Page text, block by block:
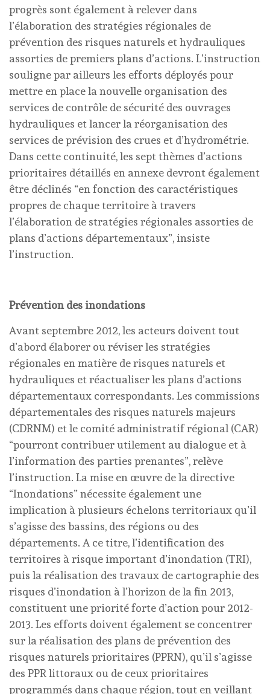
progrès sont également à relever dans
l’élaboration des stratégies régionales de
prévention des risques naturels et hydrauliques
assorties de premiers plans d’actions. L’instruction
souligne par ailleurs les efforts déployés pour
mettre en place la nouvelle organisation des
services de contrôle de sécurité des ouvrages
hydrauliques et lancer la réorganisation des
services de prévision des crues et d’hydrométrie.
Dans cette continuité, les sept thèmes d’actions
prioritaires détaillés en annexe devront également
être déclinés “en fonction des caractéristiques
propres de chaque territoire à travers
l’élaboration de stratégies régionales assorties de
plans d’actions départementaux”, insiste
l’instruction.
Prévention des inondations
Avant septembre 2012, les acteurs doivent tout
d’abord élaborer ou réviser les stratégies
régionales en matière de risques naturels et
hydrauliques et réactualiser les plans d’actions
départementaux correspondants. Les commissions
départementales des risques naturels majeurs
(CDRNM) et le comité administratif régional (CAR)
“pourront contribuer utilement au dialogue et à
l’information des parties prenantes”, relève
l’instruction. La mise en œuvre de la directive
“Inondations” nécessite également une
implication à plusieurs échelons territoriaux qu’il
s’agisse des bassins, des régions ou des
départements. A ce titre, l’identification des
territoires à risque important d’inondation (TRI),
puis la réalisation des travaux de cartographie des
risques d’inondation à l’horizon de la fin 2013,
constituent une priorité forte d’action pour 2012-
2013. Les efforts doivent également se concentrer
sur la réalisation des plans de prévention des
risques naturels prioritaires (PPRN), qu’il s’agisse
des PPR littoraux ou de ceux prioritaires
programmés dans chaque région, tout en veillant